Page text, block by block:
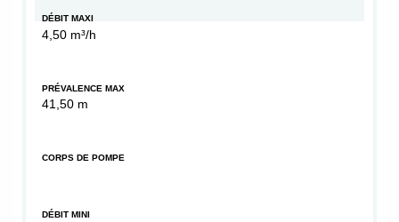
DÉBIT MAXI
4,50 m³/h
PRÉVALENCE MAX
41,50 m
CORPS DE POMPE
DÉBIT MINI